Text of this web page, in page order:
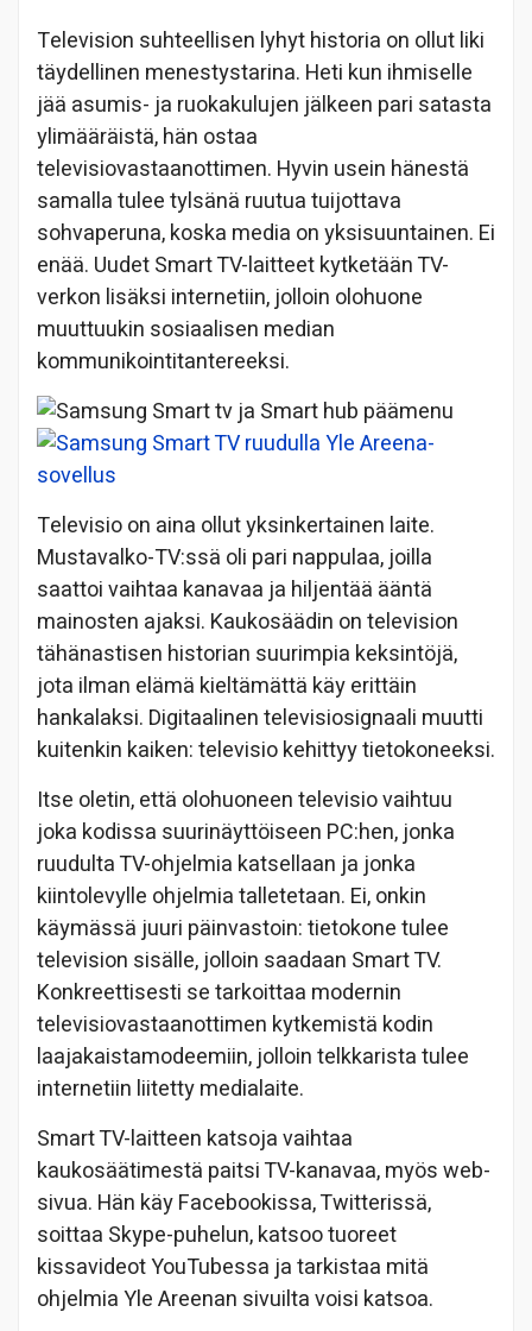
Television suhteellisen lyhyt historia on ollut liki
täydellinen menestystarina. Heti kun ihmiselle
jää asumis- ja ruokakulujen jälkeen pari satasta
ylimääräistä, hän ostaa
televisiovastaanottimen. Hyvin usein hänestä
samalla tulee tylsänä ruutua tuijottava
sohvaperuna, koska media on yksisuuntainen. Ei
enää. Uudet Smart TV-laitteet kytketään TV-
verkon lisäksi internetiin, jolloin olohuone
muuttuukin sosiaalisen median
kommunikointitantereeksi.
Televisio on aina ollut yksinkertainen laite.
Mustavalko-TV:ssä oli pari nappulaa, joilla
saattoi vaihtaa kanavaa ja hiljentää ääntä
mainosten ajaksi. Kaukosäädin on television
tähänastisen historian suurimpia keksintöjä,
jota ilman elämä kieltämättä käy erittäin
hankalaksi. Digitaalinen televisiosignaali muutti
kuitenkin kaiken: televisio kehittyy tietokoneeksi.
Itse oletin, että olohuoneen televisio vaihtuu
joka kodissa suurinäyttöiseen PC:hen, jonka
ruudulta TV-ohjelmia katsellaan ja jonka
kiintolevylle ohjelmia talletetaan. Ei, onkin
käymässä juuri päinvastoin: tietokone tulee
television sisälle, jolloin saadaan Smart TV.
Konkreettisesti se tarkoittaa modernin
televisiovastaanottimen kytkemistä kodin
laajakaistamodeemiin, jolloin telkkarista tulee
internetiin liitetty medialaite.
Smart TV-laitteen katsoja vaihtaa
kaukosäätimestä paitsi TV-kanavaa, myös web-
sivua. Hän käy Facebookissa, Twitterissä,
soittaa Skype-puhelun, katsoo tuoreet
kissavideot YouTubessa ja tarkistaa mitä
ohjelmia Yle Areenan sivuilta voisi katsoa.